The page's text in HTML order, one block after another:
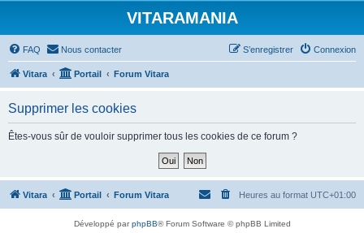
VITARAMANIA
FAQ Nous contacter Connexion
S’enregistrer
Vitara Portail Forum Vitara
Supprimer les cookies
Êtes-vous sûr de vouloir supprimer tous les cookies de ce forum ?
Vitara Portail Forum Vitara Heures au format UTC+01:00
Développé parphpBB® Forum Software © phpBB Limited